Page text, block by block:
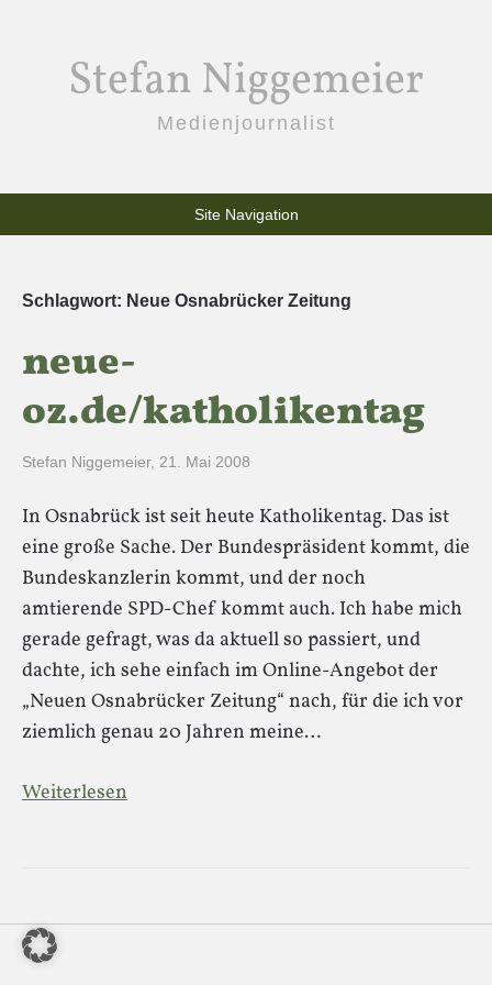
Stefan Niggemeier
Medienjournalist
Site Navigation
Schlagwort: Neue Osnabrücker Zeitung
neue-
oz.de/katholikentag
Stefan Niggemeier, 21. Mai 2008
In Osnabrück ist seit heute Katholikentag. Das ist
eine große Sache. Der Bundespräsident kommt, die
Bundeskanzlerin kommt, und der noch
amtierende SPD-Chef kommt auch. Ich habe mich
gerade gefragt, was da aktuell so passiert, und
dachte, ich sehe einfach im Online-Angebot der
„Neuen Osnabrücker Zeitung“ nach, für die ich vor
ziemlich genau 20 Jahren meine…
Weiterlesen